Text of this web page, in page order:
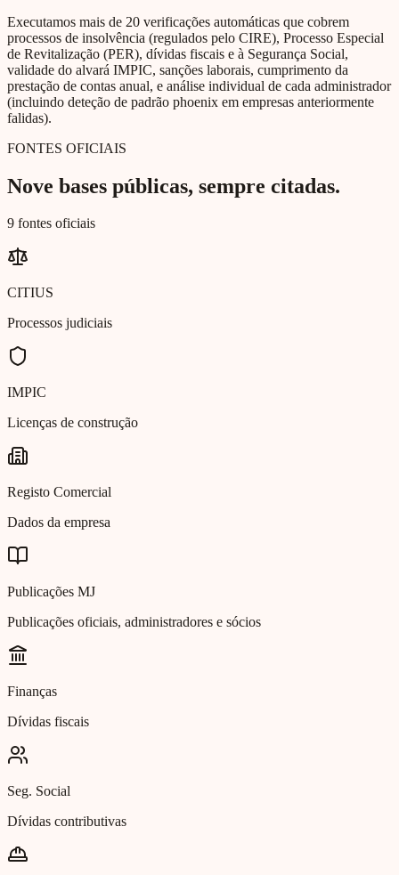
Executamos mais de 20 verificações automáticas que cobrem
processos de insolvência (regulados pelo CIRE), Processo Especial
de Revitalização (PER), dívidas fiscais e à Segurança Social,
validade do alvará IMPIC, sanções laborais, cumprimento da
prestação de contas anual, e análise individual de cada administrador
(incluindo deteção de padrão phoenix em empresas anteriormente
falidas).
FONTES OFICIAIS
Nove bases públicas, sempre citadas.
9 fontes oficiais
CITIUS
Processos judiciais
IMPIC
Licenças de construção
Registo Comercial
Dados da empresa
Publicações MJ
Publicações oficiais, administradores e sócios
Finanças
Dívidas fiscais
Seg. Social
Dívidas contributivas